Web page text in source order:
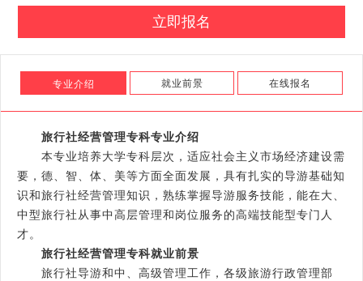
专业介绍 就业前景 在线报名
旅行社经营管理专科专业介绍
本专业培养大学专科层次，适应社会主义市场经济建设需
要，德、智、体、美等方面全面发展，具有扎实的导游基础知
识和旅行社经营管理知识，熟练掌握导游服务技能，能在大、
中型旅行社从事中高层管理和岗位服务的高端技能型专门人
才。
旅行社经营管理专科就业前景
旅行社导游和中、高级管理工作，各级旅游行政管理部